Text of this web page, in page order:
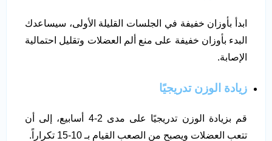
ابدأ بأوزان خفيفة في الجلسات القليلة الأولى، سيساعدك
البدء بأوزان خفيفة على منع ألم العضلات وتقليل احتمالية
الإصابة.
زيادة الوزن تدريجيًا
قم بزيادة الوزن تدريجيًا على مدى 2-4 أسابيع، إلى أن
تتعب العضلات ويصبح من الصعب القيام بـ 10-15 تكراراً.